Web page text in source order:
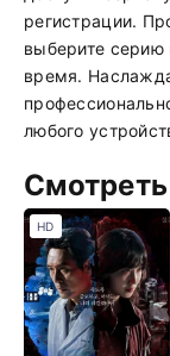
регистрации.
выберите серию
время.
любого
HD